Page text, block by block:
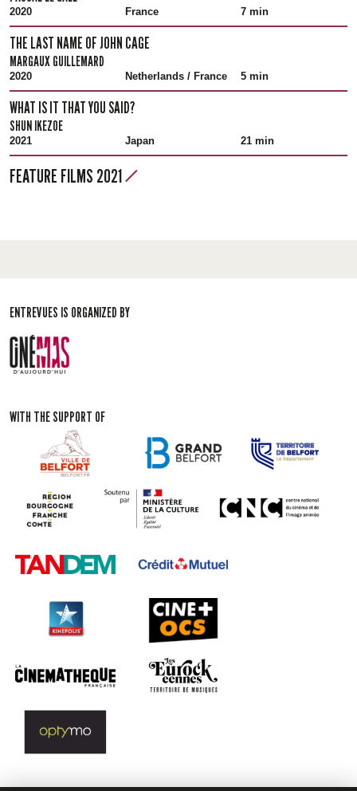
2020 France 7 min
THE LAST NAME OF JOHN CAGE
MARGAUX GUILLEMARD
2020 Netherlands / France 5 min
WHAT IS IT THAT YOU SAID?
SHUN IKEZOE
2021 Japan 21 min
FEATURE FILMS 2021
ENTREVUES IS ORGANIZED BY
WITH THE SUPPORT OF